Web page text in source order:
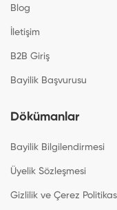
Blog
İletişim
B2B Giriş
Bayilik Başvurusu
Dökümanlar
Bayilik Bilgilendirmesi
Üyelik Sözleşmesi
Gizlilik ve Çerez